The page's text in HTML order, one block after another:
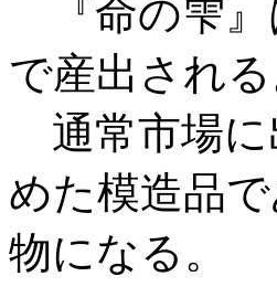
『命の雫』
で産出される
通常市場に
めた模造品
物になる。